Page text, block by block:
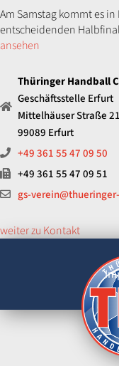
Am Samstag kommt es
entscheidenden
ansehen
Thüringer Handball
Geschäftsstelle Erfurt
Mittelhäuser Straße
99089 Erfurt
+49 361 55 47 09 50
+49 361 55 47 09 51
gs-
weiter zu Kontakt